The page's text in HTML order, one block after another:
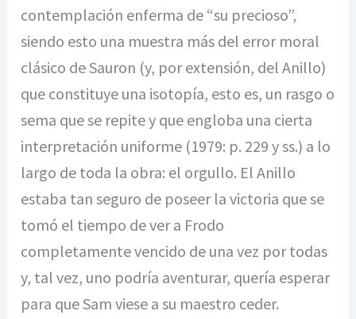
contemplación enferma de “su precioso”,
siendo esto una muestra más del error moral
clásico de Sauron (y, por extensión, del Anillo)
que constituye una isotopía, esto es, un rasgo o
sema que se repite y que engloba una cierta
interpretación uniforme (1979: p. 229 y ss.) a lo
largo de toda la obra: el orgullo. El Anillo
estaba tan seguro de poseer la victoria que se
tomó el tiempo de ver a Frodo
completamente vencido de una vez por todas
y, tal vez, uno podría aventurar, quería esperar
para que Sam viese a su maestro ceder.